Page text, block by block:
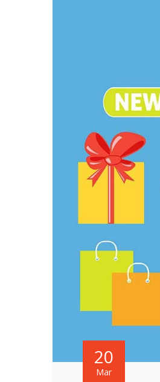
20
Mar